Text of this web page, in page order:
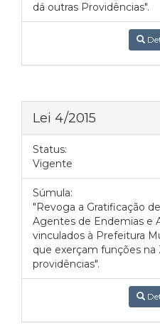
dá outras Providências".
Lei 4/2015
Status:
Vigente
Súmula:
"Revoga a Gratificação
Agentes de Endemias e
vinculados à Prefeitura
que exerçam funções na
providências".